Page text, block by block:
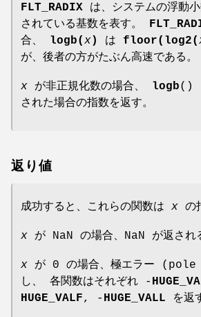
FLT_RADIX は、システムの浮動
されている基数を表す。
合、 logb(x) は floor(log2(
が、後者の方がたぶん高速である。
x が非正規化数の場合、 logb()
された場合の指数を返す。
返り値
成功すると、これらの関数は x の
x が NaN の場合、NaN が返され
x が 0 の場合、極エラー
し、 各関数はそれぞれ -
HUGE_VALF, - HUGE_VALL を返